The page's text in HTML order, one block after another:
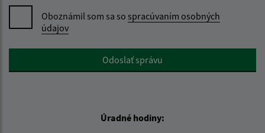
Oboznámil som sa so spracúvaním osobných
údajov
Google reCaptcha ResponseOdoslať správu
Úradné hodiny: